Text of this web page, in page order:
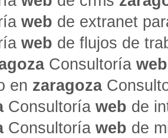
web de extranet
web de flujos de
Consultoría web
en zaragoza
Consultoría web de
Consultoría web de